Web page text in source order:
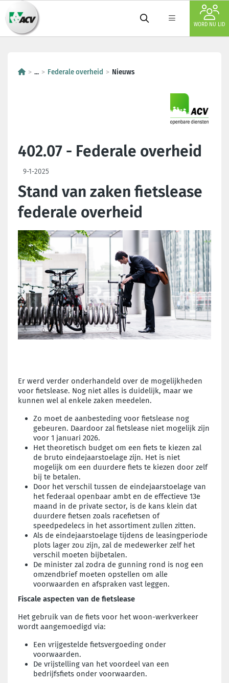
WORD NU LID
... Federale overheid Nieuws
402.07 - Federale overheid
9-1-2025
Stand van zaken fietslease
federale overheid
Er werd verder onderhandeld over de mogelijkheden
voor fietslease. Nog niet alles is duidelijk, maar we
kunnen wel al enkele zaken meedelen.
Zo moet de aanbesteding voor fietslease nog
gebeuren. Daardoor zal fietslease niet mogelijk zijn
voor 1 januari 2026.
Het theoretisch budget om een fiets te kiezen zal
de bruto eindejaarstoelage zijn. Het is niet
mogelijk om een duurdere fiets te kiezen door zelf
bij te betalen.
Door het verschil tussen de eindejaarstoelage van
het federaal openbaar ambt en de effectieve 13e
maand in de private sector, is de kans klein dat
duurdere fietsen zoals racefietsen of
speedpedelecs in het assortiment zullen zitten.
Als de eindejaarstoelage tijdens de leasingperiode
plots lager zou zijn, zal de medewerker zelf het
verschil moeten bijbetalen.
De minister zal zodra de gunning rond is nog een
omzendbrief moeten opstellen om alle
voorwaarden en afspraken vast leggen.
Fiscale aspecten van de fietslease
Het gebruik van de fiets voor het woon-werkverkeer
wordt aangemoedigd via:
Een vrijgestelde fietsvergoeding onder
voorwaarden.
De vrijstelling van het voordeel van een
bedrijfsfiets onder voorwaarden.